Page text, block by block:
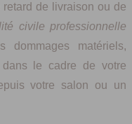
retard de livraison ou de
civile professionnelle
matériels,
le cadre de votre
votre salon ou un